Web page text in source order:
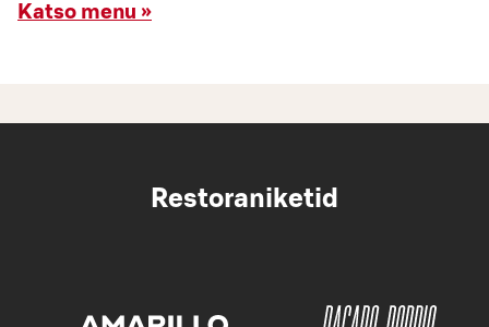
Katso menu »
Restoraniketid